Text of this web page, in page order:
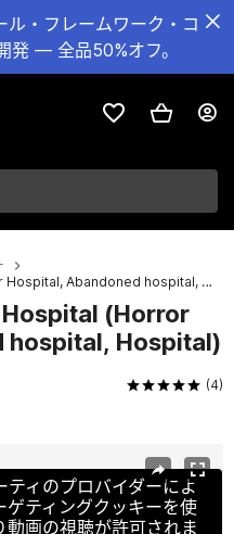
ル・フレームワーク・コ
発 — 全品50%オフ。
Modular Abandoned Hospital (Horror Hospital, Abandoned hospital, Hospital)
(Horror
hospital, Hospital)
(4)
ィのプロバイダーによ
ゲティングクッキーを使
画の視聴が許可されま